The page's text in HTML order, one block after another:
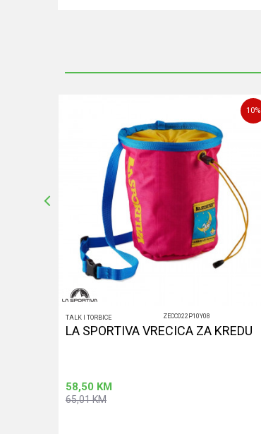
POŠALJI
10%
TALK I TORBICE ZECC022P10Y08
LA SPORTIVA VRECICA ZA KREDU
58,50 KM
65,01KM